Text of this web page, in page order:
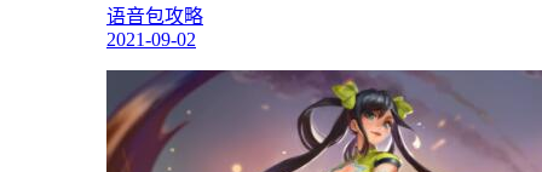
语音包攻略
2021-09-02